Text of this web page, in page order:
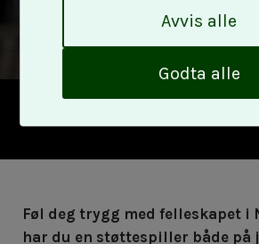
Føl deg trygg med felleskapet i
har du en støttespiller både på
Avvis alle
Godta alle